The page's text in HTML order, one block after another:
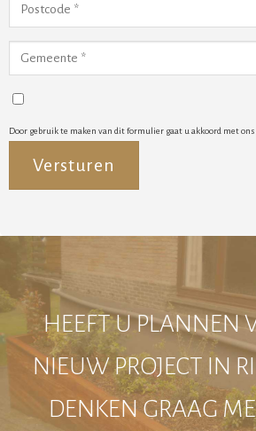
Door gebruik te maken van dit formulier gaat u akkoord met ons
HEEFT U PLANNEN
NIEUW PROJECT IN
DENKEN GRAAG